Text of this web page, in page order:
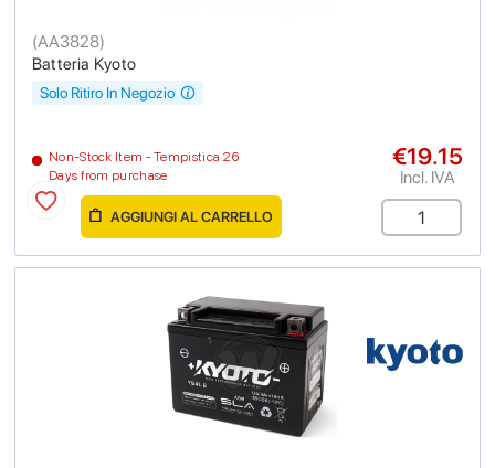
Batteria Kyoto
(AA3828)
Non-Stock Item - Tempistica 26
Days from purchase
Solo Ritiro In Negozio
€19.15
Incl. IVA
AGGIUNGI AL CARRELLO